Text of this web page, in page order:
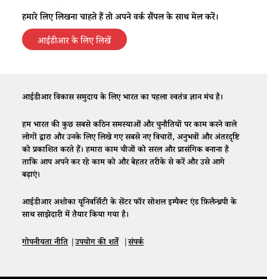
हमारे लिए लिखना चाहते हैं तो अपने वर्क सैंपल के साथ मेल करें।
आईडीआर के लिए लिखें
आईडीआर विकास समुदाय के लिए भारत का पहला स्वतंत्र ज्ञान मंच है।
हम भारत की कुछ सबसे कठिन समस्याओं और चुनौतियों पर काम करने वाले
लोगों द्वारा और उनके लिए लिखे गए सबसे नए विचारों, अनुभवों और अंतरदृष्टि
को प्रकाशित करते हैं। हमारा काम चीजों को सरल और प्रासंगिक बनाना है
ताकि आप अपने कर रहे काम को और बेहतर तरीके से करें और उसे आगे
बढ़ाएं।
आईडीआर अशोका यूनिवर्सिटी के सेंटर फॉर सोशल इम्पैक्ट एंड फ़िलैन्थ्रपी के
साथ साझेदारी में तैयार किया गया है।
गोपनीयता नीति|उपयोग की शर्तें|संपर्क